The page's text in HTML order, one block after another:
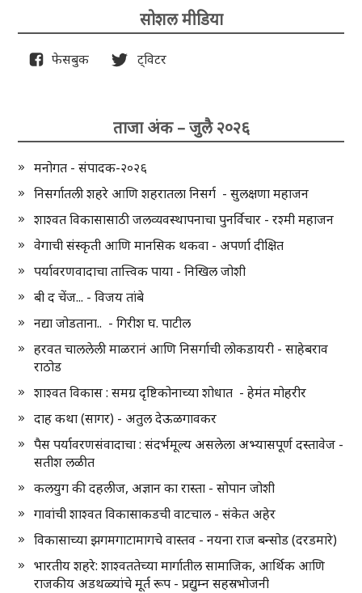
सोशल मीडिया
फेसबुक ट्विटर
ताजा अंक – जुलै २०२६
मनोगत - संपादक-२०२६
निसर्गातली शहरे आणि शहरातला निसर्ग - सुलक्षणा महाजन
शाश्वत विकासासाठी जलव्यवस्थापनाचा पुनर्विचार - रश्मी महाजन
वेगाची संस्कृती आणि मानसिक थकवा - अपर्णा दीक्षित
पर्यावरणवादाचा तात्त्विक पाया - निखिल जोशी
बी द चेंज... - विजय तांबे
नद्या जोडताना.. - गिरीश घ. पाटील
हरवत चाललेली माळरानं आणि निसर्गाची लोकडायरी - साहेबराव
राठोड
शाश्वत विकास : समग्र दृष्टिकोनाच्या शोधात - हेमंत मोहरीर
दाह कथा (सागर) - अतुल देऊळगावकर
पैस पर्यावरणसंवादाचा : संदर्भमूल्य असलेला अभ्यासपूर्ण दस्तावेज -
सतीश लळीत
कलयुग की दहलीज, अज्ञान का रास्ता - सोपान जोशी
गावांची शाश्वत विकासाकडची वाटचाल - संकेत अहेर
विकासाच्या झगमगाटामागचे वास्तव - नयना राज बन्सोड (दरडमारे)
भारतीय शहरे: शाश्वततेच्या मार्गातील सामाजिक, आर्थिक आणि
राजकीय अडथळ्यांचे मूर्त रूप - प्रद्युम्न सहस्रभोजनी